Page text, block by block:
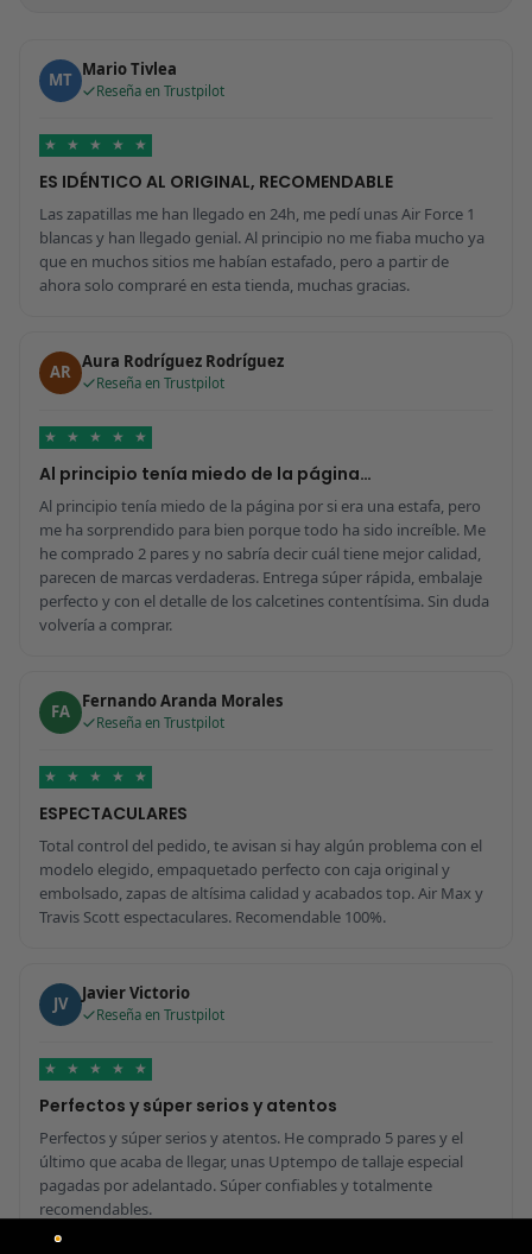
MT Mario Tivlea
Reseña en Trustpilot
★ ★ ★ ★ ★
ES IDÉNTICO AL ORIGINAL, RECOMENDABLE
Las zapatillas me han llegado en 24h, me pedí unas Air Force 1
blancas y han llegado genial. Al principio no me fiaba mucho ya
que en muchos sitios me habían estafado, pero a partir de
ahora solo compraré en esta tienda, muchas gracias.
AR Aura Rodríguez Rodríguez
Reseña en Trustpilot
★ ★ ★ ★ ★
Al principio tenía miedo de la página…
Al principio tenía miedo de la página por si era una estafa, pero
me ha sorprendido para bien porque todo ha sido increíble. Me
he comprado 2 pares y no sabría decir cuál tiene mejor calidad,
parecen de marcas verdaderas. Entrega súper rápida, embalaje
perfecto y con el detalle de los calcetines contentísima. Sin duda
volvería a comprar.
FA Fernando Aranda Morales
Reseña en Trustpilot
★ ★ ★ ★ ★
ESPECTACULARES
Total control del pedido, te avisan si hay algún problema con el
modelo elegido, empaquetado perfecto con caja original y
embolsado, zapas de altísima calidad y acabados top. Air Max y
Travis Scott espectaculares. Recomendable 100%.
JV Javier Victorio
Reseña en Trustpilot
★ ★ ★ ★ ★
Perfectos y súper serios y atentos
Perfectos y súper serios y atentos. He comprado 5 pares y el
último que acaba de llegar, unas Uptempo de tallaje especial
pagadas por adelantado. Súper confiables y totalmente
recomendables.